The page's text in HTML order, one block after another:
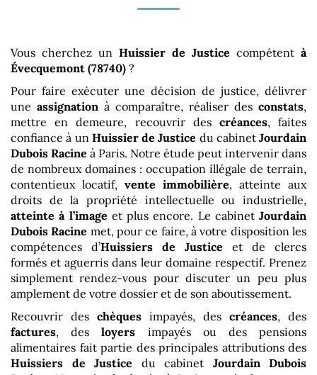
Vous cherchez un Huissier de Justice compétent à
Évecquemont (78740) ?
Pour faire exécuter une décision de justice, délivrer
une assignation à comparaître, réaliser des constats,
mettre en demeure, recouvrir des créances, faites
confiance à un Huissier de Justice du cabinet Jourdain
Dubois Racine à Paris. Notre étude peut intervenir dans
de nombreux domaines : occupation illégale de terrain,
contentieux locatif, vente immobilière, atteinte aux
droits de la propriété intellectuelle ou industrielle,
atteinte à l’image et plus encore. Le cabinet Jourdain
Dubois Racine met, pour ce faire, à votre disposition les
compétences d’Huissiers de Justice et de clercs
formés et aguerris dans leur domaine respectif. Prenez
simplement rendez-vous pour discuter un peu plus
amplement de votre dossier et de son aboutissement.
Recouvrir des chèques impayés, des créances, des
factures, desloyers impayés ou des pensions
alimentaires fait partie des principales attributions des
Huissiers de Justice du cabinet Jourdain Dubois